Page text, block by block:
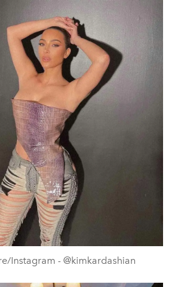
Instagram - @kimkardashian